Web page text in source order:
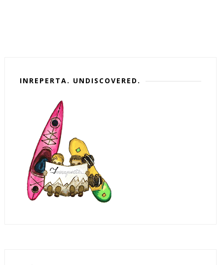
INREPERTA. UNDISCOVERED.